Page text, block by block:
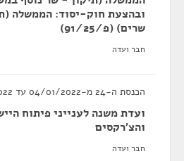
ובהצעת חוק-יסוד: הממשלה
שרים) (פ/91/25)
חבר ועדה
הכנסת ה-24 מ-04/01/2022 עד 15/11/2022
ועדת משנה לענייני פיתוח
והצ'רקסים
חבר ועדה